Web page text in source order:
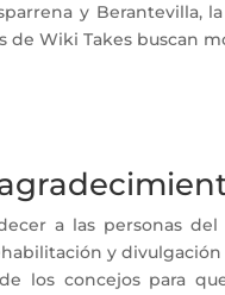
y Berantevilla,
de Wiki Takes buscan
a las personas
y
los concejos para